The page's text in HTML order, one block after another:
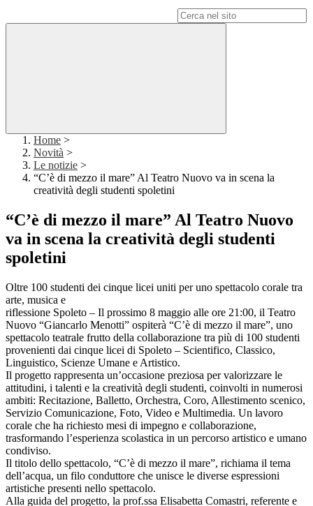
Home >
Novità >
Le notizie >
“C’è di mezzo il mare” Al Teatro Nuovo va in scena la
creatività degli studenti spoletini
“C’è di mezzo il mare” Al Teatro Nuovo
va in scena la creatività degli studenti
spoletini
Oltre 100 studenti dei cinque licei uniti per uno spettacolo corale tra
arte, musica e
riflessione Spoleto – Il prossimo 8 maggio alle ore 21:00, il Teatro
Nuovo “Giancarlo Menotti” ospiterà “C’è di mezzo il mare”, uno
spettacolo teatrale frutto della collaborazione tra più di 100 studenti
provenienti dai cinque licei di Spoleto – Scientifico, Classico,
Linguistico, Scienze Umane e Artistico.
Il progetto rappresenta un’occasione preziosa per valorizzare le
attitudini, i talenti e la creatività degli studenti, coinvolti in numerosi
ambiti: Recitazione, Balletto, Orchestra, Coro, Allestimento scenico,
Servizio Comunicazione, Foto, Video e Multimedia. Un lavoro
corale che ha richiesto mesi di impegno e collaborazione,
trasformando l’esperienza scolastica in un percorso artistico e umano
condiviso.
Il titolo dello spettacolo, “C’è di mezzo il mare”, richiama il tema
dell’acqua, un filo conduttore che unisce le diverse espressioni
artistiche presenti nello spettacolo.
Alla guida del progetto, la prof.ssa Elisabetta Comastri, referente e